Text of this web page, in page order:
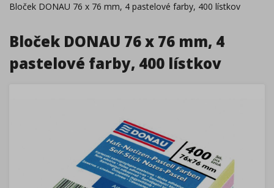
Bloček DONAU 76 x 76 mm, 4 pastelové farby, 400 lístkov
Bloček DONAU 76 x 76 mm, 4
pastelové farby, 400 lístkov